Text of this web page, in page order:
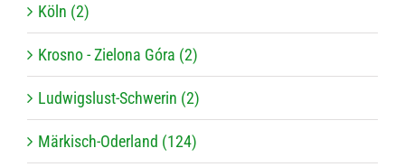
Köln (2)
Krosno - Zielona Góra (2)
Ludwigslust-Schwerin (2)
Märkisch-Oderland (124)